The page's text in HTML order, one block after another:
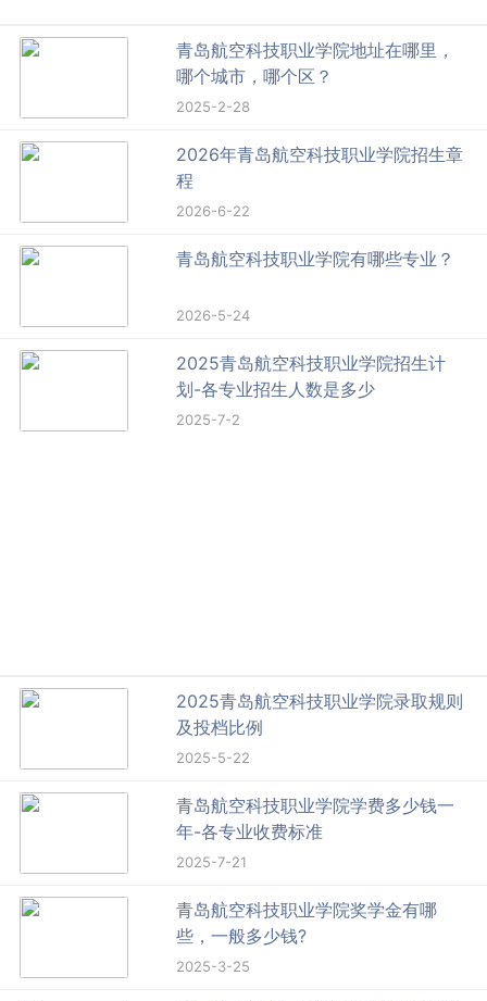
青岛航空科技职业学院地址在哪里，
哪个城市，哪个区？
2025-2-28
2026年青岛航空科技职业学院招生章
程
2026-6-22
青岛航空科技职业学院有哪些专业？
2026-5-24
2025青岛航空科技职业学院招生计
划-各专业招生人数是多少
2025-7-2
2025青岛航空科技职业学院录取规则
及投档比例
2025-5-22
青岛航空科技职业学院学费多少钱一
年-各专业收费标准
2025-7-21
青岛航空科技职业学院奖学金有哪
些，一般多少钱?
2025-3-25